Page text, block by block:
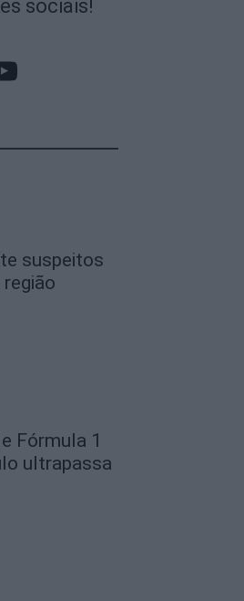
sociais!
suspeitos
Fórmula 1
ultrapassa